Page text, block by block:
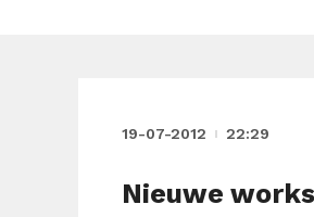
19-07-2012 22:29
Nieuwe